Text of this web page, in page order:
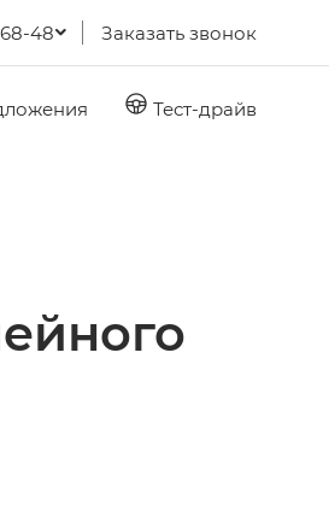
48 Заказать звонок
Тест-драйв